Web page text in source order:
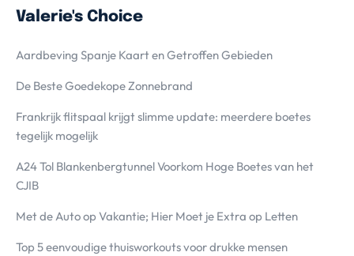
Valerie's Choice
Aardbeving Spanje Kaart en Getroffen Gebieden
De Beste Goedekope Zonnebrand
Frankrijk flitspaal krijgt slimme update: meerdere boetes
tegelijk mogelijk
A24 Tol Blankenbergtunnel Voorkom Hoge Boetes van het
CJIB
Met de Auto op Vakantie; Hier Moet je Extra op Letten
Top 5 eenvoudige thuisworkouts voor drukke mensen